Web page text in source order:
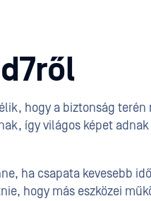
hogy a biztonság
így világos képet
ha csapata kevesebb
hogy más eszközei